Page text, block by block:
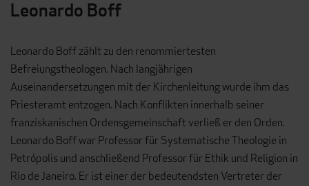
Leonardo Boff
Leonardo Boff zählt zu den renommiertesten
Befreiungstheologen. Nach langjährigen
Auseinandersetzungen mit der Kirchenleitung wurde ihm das
Priesteramt entzogen. Nach Konflikten innerhalb seiner
franziskanischen Ordensgemeinschaft verließ er den Orden.
Leonardo Boff war Professor für Systematische Theologie in
Petrópolis und anschließend Professor für Ethik und Religion in
Rio de Janeiro. Er ist einer der bedeutendsten Vertreter der